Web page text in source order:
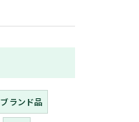
ブランド品